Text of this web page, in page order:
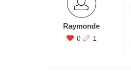
Raymonde
0 1